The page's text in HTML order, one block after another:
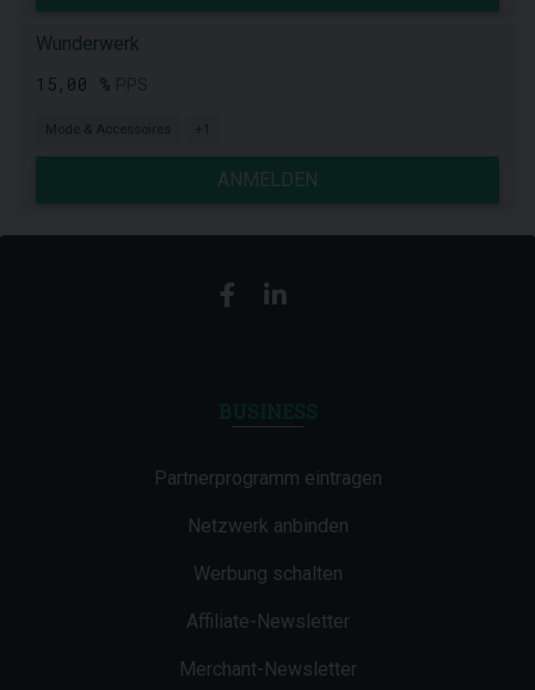
Wunderwerk
15,00 %
Mode & Accessoires +1
ANMELDEN
Partnerprogramm eintragen
Netzwerk anbinden
Werbung schalten
Affiliate-Newsletter
Merchant-Newsletter